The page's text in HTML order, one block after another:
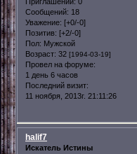
Приглашений: 0
Сообщений: 18
Уважение: [+0/-0]
Позитив: [+2/-0]
Пол: Мужской
Возраст: 32 [1994-03-19]
Провел на форуме:
1 день 6 часов
Последний визит:
11 ноября, 2013г. 21:11:26
halif7
Искатель Истины